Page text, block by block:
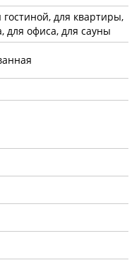
гостиной, для квартиры,
для офиса, для сауны